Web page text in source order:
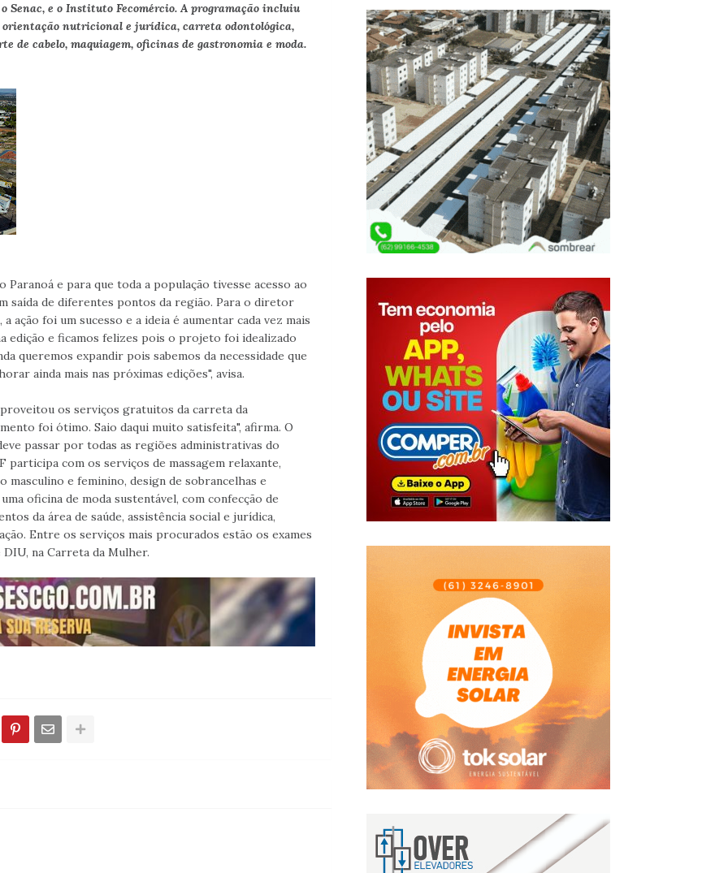
Senac, e o Instituto Fecomércio. A programação incluiu
nutricional e jurídica, carreta odontológica,
de cabelo, maquiagem, oficinas de gastronomia e moda.
Paranoá e para que toda a população tivesse acesso ao
de diferentes pontos da região. Para o diretor
ação foi um sucesso e a ideia é aumentar cada vez mais
edição e ficamos felizes pois o projeto foi idealizado
queremos expandir pois sabemos da necessidade que
ainda mais nas próximas edições", avisa.
os serviços gratuitos da carreta da
foi ótimo. Saio daqui muito satisfeita", afirma. O
passar por todas as regiões administrativas do
com os serviços de massagem relaxante,
e feminino, design de sobrancelhas e
oficina de moda sustentável, com confecção de
da área de saúde, assistência social e jurídica,
Entre os serviços mais procurados estão os exames
na Carreta da Mulher.